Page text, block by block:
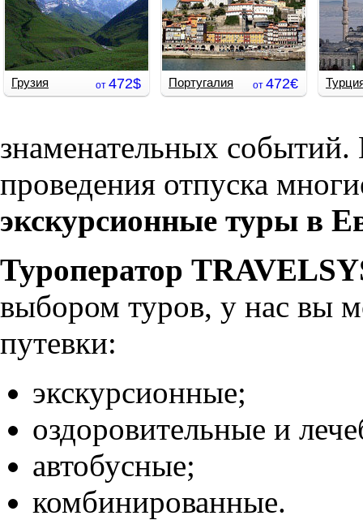
Лечение/пляжный отдых
Экскурсии + отдых на море
Грузия от 472$
Пляжный отдых
Португалия от 472€
знаменательных
проведения отпуска
экскурсионные туры в
Туроператор
выбором туров, у нас вы
путевки:
экскурсионные;
оздоровительные и
автобусные;
комбинированные.